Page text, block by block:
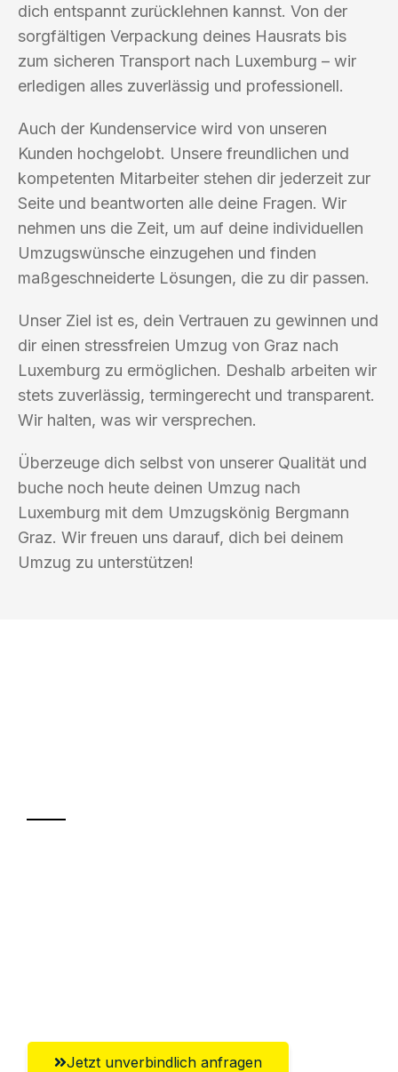
dich entspannt zurücklehnen kannst. Von der
sorgfältigen Verpackung deines Hausrats bis
zum sicheren Transport nach Luxemburg – wir
erledigen alles zuverlässig und professionell.
Auch der Kundenservice wird von unseren
Kunden hochgelobt. Unsere freundlichen und
kompetenten Mitarbeiter stehen dir jederzeit zur
Seite und beantworten alle deine Fragen. Wir
nehmen uns die Zeit, um auf deine individuellen
Umzugswünsche einzugehen und finden
maßgeschneiderte Lösungen, die zu dir passen.
Unser Ziel ist es, dein Vertrauen zu gewinnen und
dir einen stressfreien Umzug von Graz nach
Luxemburg zu ermöglichen. Deshalb arbeiten wir
stets zuverlässig, termingerecht und transparent.
Wir halten, was wir versprechen.
Überzeuge dich selbst von unserer Qualität und
buche noch heute deinen Umzug nach
Luxemburg mit dem Umzugskönig Bergmann
Graz. Wir freuen uns darauf, dich bei deinem
Umzug zu unterstützen!
Jetzt unverbindlich anfragen